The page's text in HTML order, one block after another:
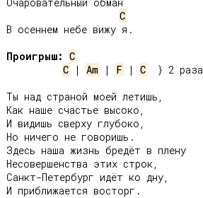
C
В осеннем небе вижу я.
Проигрыш: C
C | Am | F | C
  } 2 раза
Ты над страной моей летишь,
Как наше счастье высоко,
И видишь сверху глубоко,
Но ничего не говоришь.
Здесь наша жизнь бредёт в плену
Несовершенства этих строк,
Санкт-Петербург идёт ко дну,
И приближается восторг.